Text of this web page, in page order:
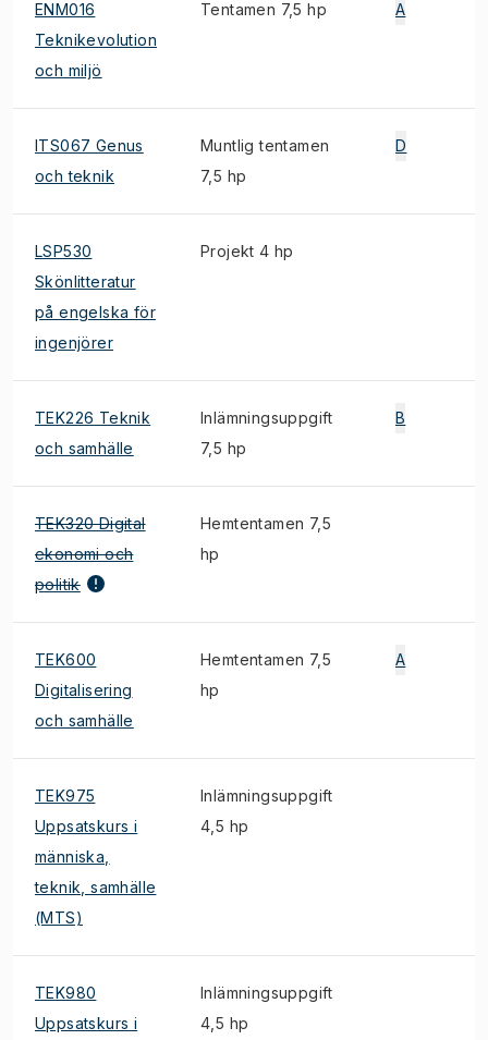
ENM016
Teknikevolution
och miljö
Tentamen 7,5 hp A
ITS067 Genus
och teknik
Muntlig tentamen
7,5 hp
D
LSP530
Skönlitteratur
på engelska för
ingenjörer
Projekt 4 hp
TEK226 Teknik
och samhälle
Inlämningsuppgift
7,5 hp
B
TEK320 Digital
ekonomi och
politik
Hemtentamen 7,5
hp
TEK600
Digitalisering
och samhälle
Hemtentamen 7,5
hp
A
TEK975
Uppsatskurs i
människa,
teknik, samhälle
(MTS)
Inlämningsuppgift
4,5 hp
TEK980
Uppsatskurs i
Inlämningsuppgift
4,5 hp